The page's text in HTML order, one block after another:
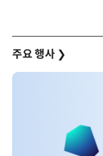
주요 행사 ❯